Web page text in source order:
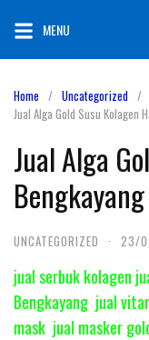
content
MENU
Home
Uncategorized
Jual Alga Gold Susu Kolagen
Jual Alga
UNCATEGORIZED · 23/
jual serbuk kolagen
Bengkayang jual
mask jual masker